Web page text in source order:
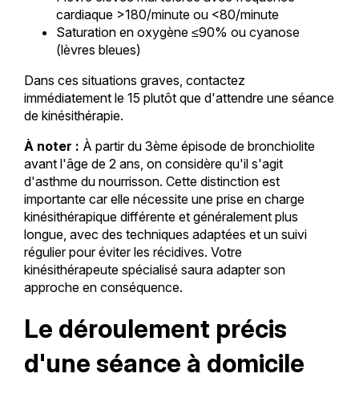
cardiaque >180/minute ou <80/minute
Saturation en oxygène ≤90% ou cyanose
(lèvres bleues)
Dans ces situations graves, contactez
immédiatement le 15 plutôt que d'attendre une séance
de kinésithérapie.
À noter : À partir du 3ème épisode de bronchiolite
avant l'âge de 2 ans, on considère qu'il s'agit
d'asthme du nourrisson. Cette distinction est
importante car elle nécessite une prise en charge
kinésithérapique différente et généralement plus
longue, avec des techniques adaptées et un suivi
régulier pour éviter les récidives. Votre
kinésithérapeute spécialisé saura adapter son
approche en conséquence.
Le déroulement précis
d'une séance à domicile